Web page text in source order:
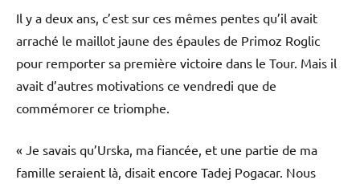
Il y a deux ans, c’est sur ces mêmes pentes qu’il avait
arraché le maillot jaune des épaules de Primoz Roglic
pour remporter sa première victoire dans le Tour. Mais il
avait d’autres motivations ce vendredi que de
commémorer ce triomphe.
« Je savais qu’Urska, ma fiancée, et une partie de ma
famille seraient là, disait encore Tadej Pogacar. Nous